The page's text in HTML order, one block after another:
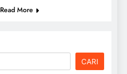
Read More
CARI